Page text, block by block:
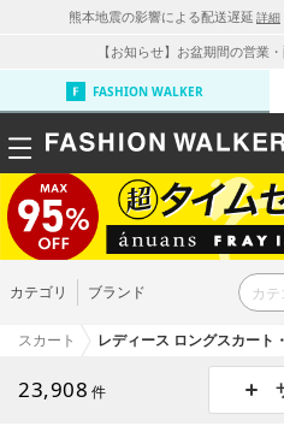
熊本地震の影響による配送遅延 詳細
【お知らせ】お盆期間の営業
FASHION WALKER
カテゴリ ブランド
スカート レディース ロングスカート
23,908 件